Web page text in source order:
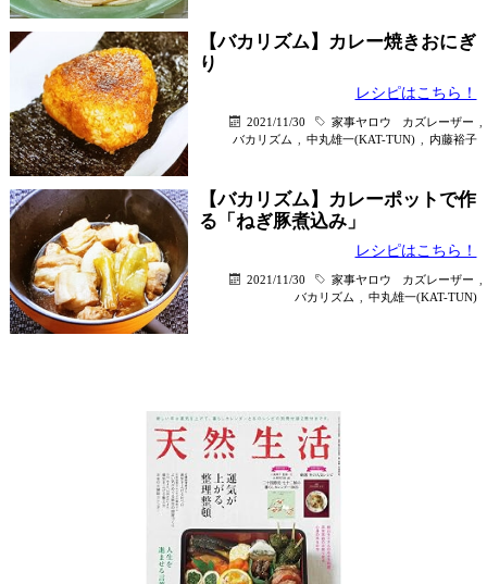
【バカリズム】カレー焼きおにぎ
り
レシピはこちら！
2021/11/30 家事ヤロウ カズレーザー
バカリズム
中丸雄一(KAT-TUN) 内藤裕子
【バカリズム】カレーポットで作
る「ねぎ豚煮込み」
レシピはこちら！
2021/11/30 家事ヤロウ カズレーザー
バカリズム
中丸雄一(KAT-TUN)